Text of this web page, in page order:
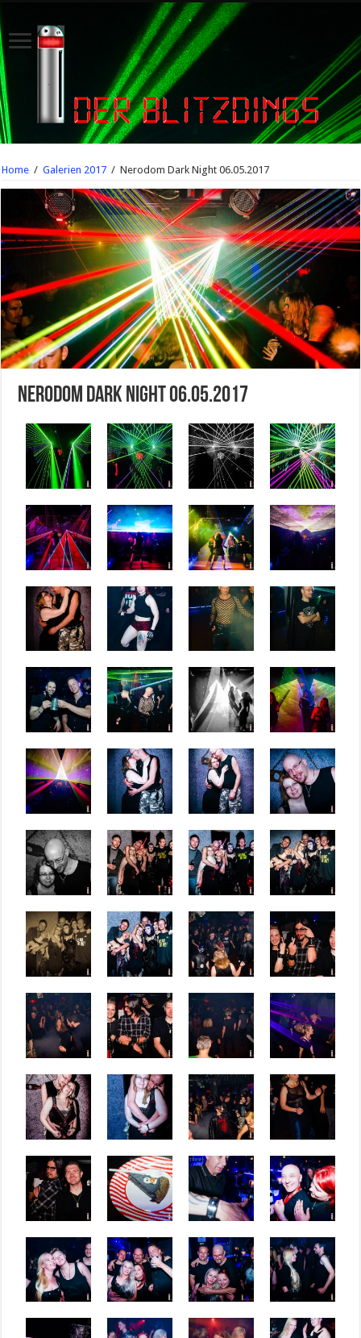
Home / Galerien 2017 / Nerodom Dark Night 06.05.2017
Nerodom Dark Night 06.05.2017